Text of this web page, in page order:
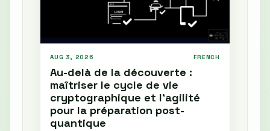
AUG 3, 2026 FRENCH
Au-delà de la découverte :
maîtriser le cycle de vie
cryptographique et l'agilité
pour la préparation post-
quantique